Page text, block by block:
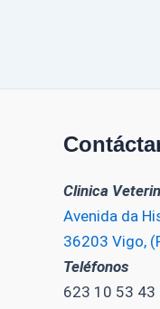
Clinica
Avenida da
36203 Vigo,
Teléfonos
623 10 53